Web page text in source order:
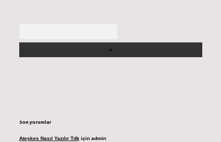
Son yorumlar
Ateşkes Nasıl Yazılır Tdk için admin